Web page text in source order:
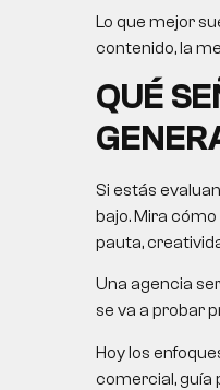
Lo que mejor
contenido, la
QUÉ
Si estás
bajo. Mira
pauta,
Una agencia
se va a probar
Hoy los
comercial, guía